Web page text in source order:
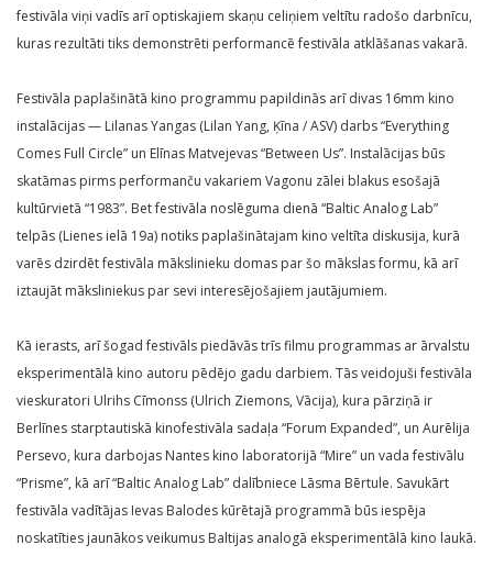
festivāla viņi vadīs arī optiskajiem skaņu celiņiem veltītu radošo darbnīcu,
kuras rezultāti tiks demonstrēti performancē festivāla atklāšanas vakarā.
Festivāla paplašinātā kino programmu papildinās arī divas 16mm kino
instalācijas — Lilanas Yangas (Lilan Yang, Ķīna / ASV) darbs “Everything
Comes Full Circle” un Elīnas Matvejevas “Between Us”. Instalācijas būs
skatāmas pirms performanču vakariem Vagonu zālei blakus esošajā
kultūrvietā “1983”. Bet festivāla noslēguma dienā “Baltic Analog Lab”
telpās (Lienes ielā 19a) notiks paplašinātajam kino veltīta diskusija, kurā
varēs dzirdēt festivāla mākslinieku domas par šo mākslas formu, kā arī
iztaujāt māksliniekus par sevi interesējošajiem jautājumiem.
Kā ierasts, arī šogad festivāls piedāvās trīs filmu programmas ar ārvalstu
eksperimentālā kino autoru pēdējo gadu darbiem. Tās veidojuši festivāla
vieskuratori Ulrihs Cīmonss (Ulrich Ziemons, Vācija), kura pārziņā ir
Berlīnes starptautiskā kinofestivāla sadaļa “Forum Expanded”, un Aurēlija
Persevo, kura darbojas Nantes kino laboratorijā “Mire” un vada festivālu
“Prisme”, kā arī “Baltic Analog Lab” dalībniece Lāsma Bērtule. Savukārt
festivāla vadītājas Ievas Balodes kūrētajā programmā būs iespēja
noskatīties jaunākos veikumus Baltijas analogā eksperimentālā kino laukā.